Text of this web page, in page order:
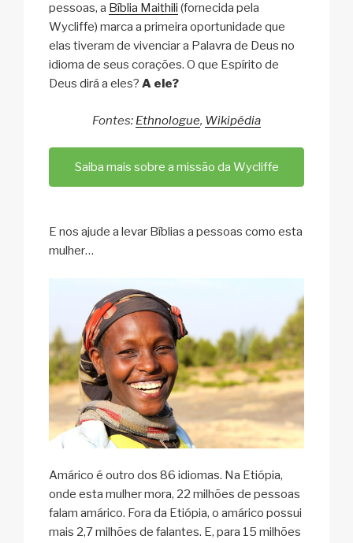
pessoas, a Bíblia Maithili (fornecida pela
Wycliffe) marca a primeira oportunidade que
elas tiveram de vivenciar a Palavra de Deus no
idioma de seus corações. O que Espírito de
Deus dirá a eles? A ele?
Fontes: Ethnologue, Wikipédia
Saiba mais sobre a missão da Wycliffe
E nos ajude a levar Bíblias a pessoas como esta
mulher…
Amárico é outro dos 86 idiomas. Na Etiópia,
onde esta mulher mora, 22 milhões de pessoas
falam amárico. Fora da Etiópia, o amárico possui
mais 2,7 milhões de falantes. E, para 15 milhões